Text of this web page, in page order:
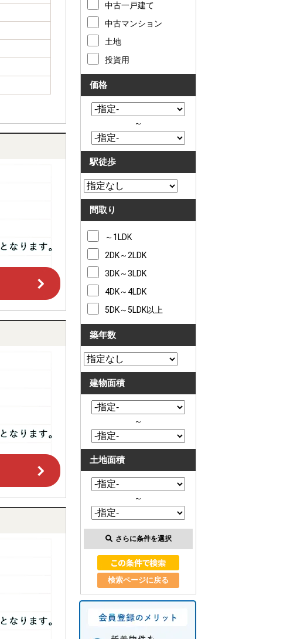
中古一戸建て
中古マンション
土地
投資用
価格
～
駅徒歩
間取り
～1LDK
2DK～2LDK
3DK～3LDK
4DK～4LDK
5DK～5LDK以上
築年数
建物面積
～
土地面積
～
さらに条件を選択
検索ページに戻る